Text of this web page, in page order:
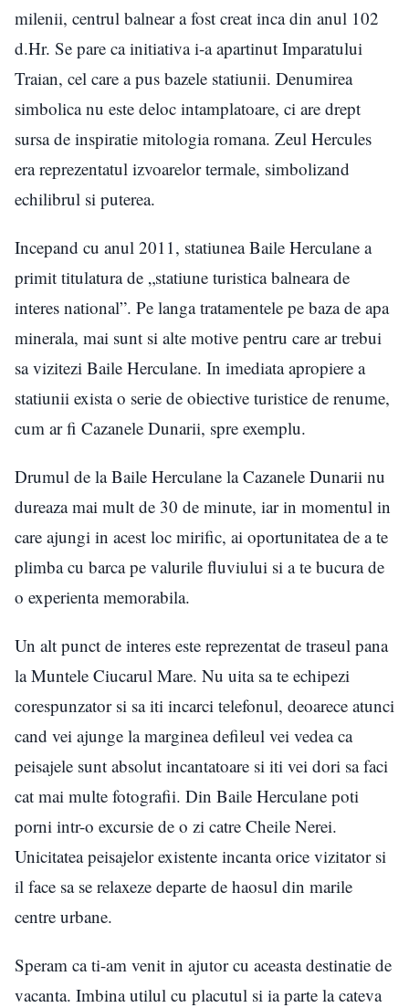
milenii, centrul balnear a fost creat inca din anul 102
d.Hr. Se pare ca initiativa i-a apartinut Imparatului
Traian, cel care a pus bazele statiunii. Denumirea
simbolica nu este deloc intamplatoare, ci are drept
sursa de inspiratie mitologia romana. Zeul Hercules
era reprezentatul izvoarelor termale, simbolizand
echilibrul si puterea.
Incepand cu anul 2011, statiunea Baile Herculane a
primit titulatura de „statiune turistica balneara de
interes national”. Pe langa tratamentele pe baza de apa
minerala, mai sunt si alte motive pentru care ar trebui
sa vizitezi Baile Herculane. In imediata apropiere a
statiunii exista o serie de obiective turistice de renume,
cum ar fi Cazanele Dunarii, spre exemplu.
Drumul de la Baile Herculane la Cazanele Dunarii nu
dureaza mai mult de 30 de minute, iar in momentul in
care ajungi in acest loc mirific, ai oportunitatea de a te
plimba cu barca pe valurile fluviului si a te bucura de
o experienta memorabila.
Un alt punct de interes este reprezentat de traseul pana
la Muntele Ciucarul Mare. Nu uita sa te echipezi
corespunzator si sa iti incarci telefonul, deoarece atunci
cand vei ajunge la marginea defileul vei vedea ca
peisajele sunt absolut incantatoare si iti vei dori sa faci
cat mai multe fotografii. Din Baile Herculane poti
porni intr-o excursie de o zi catre Cheile Nerei.
Unicitatea peisajelor existente incanta orice vizitator si
il face sa se relaxeze departe de haosul din marile
centre urbane.
Speram ca ti-am venit in ajutor cu aceasta destinatie de
vacanta. Imbina utilul cu placutul si ia parte la cateva